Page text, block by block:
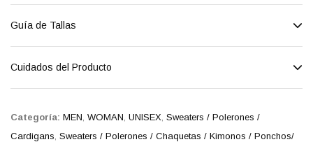
Guía de Tallas
Cuidados del Producto
Categoría: MEN WOMAN UNISEX Sweaters / Polerones /
Cardigans Sweaters / Polerones / Chaquetas / Kimonos / Ponchos/